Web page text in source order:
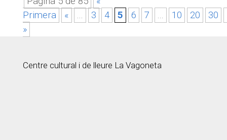
Primera
« ... 3 4 5 6 7 ... 10 20 30
»
Centre cultural i de lleure La Vagoneta